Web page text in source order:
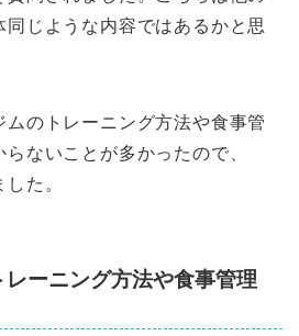
じような内容ではあるかと思
のトレーニング方法や食事管
ないことが多かったので、
た。
ーニング方法や食事管理